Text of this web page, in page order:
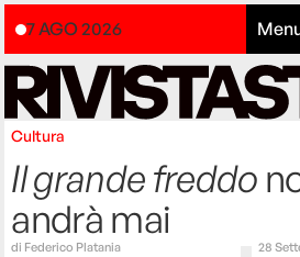
7 AGO 2026
Cultura
Il grande freddo
andrà mai
di Federico Platania 28